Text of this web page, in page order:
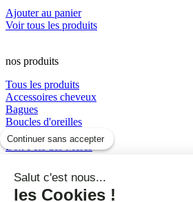
Ajouter au panier
Voir tous les produits
nos produits
Tous les produits
Accessoires cheveux
Bagues
Boucles d'oreilles
Boucles d’oreilles
Box Fête des Mères
Colliers
perles et résine
Sautoirs
Continuer sans accepter
Salut c'est nous...
les Cookies !